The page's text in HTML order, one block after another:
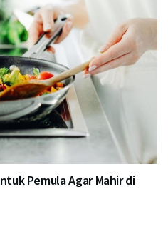
Pemula Agar Mahir di